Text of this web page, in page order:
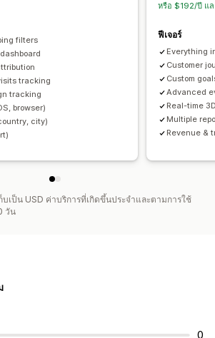
การแจ้งเตือน
filters
tracking
tracking
browser)
city)
หรือ $192/ปี แ
ฟีเจอร์
Everything
Customer
Custom
Advanced
Real-time
Multiple
Revenue &
บเป็น USD ค่าบริการที่เกิดขึ้นประจำและตามการใช้
วัน
0